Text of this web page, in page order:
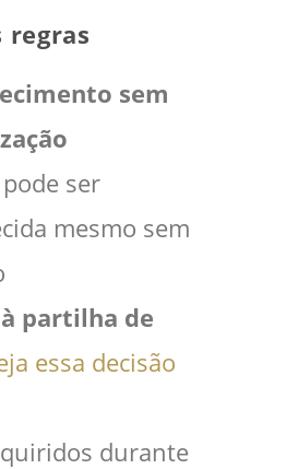
regras
sem
ser
mesmo sem
partilha de
essa decisão
durante